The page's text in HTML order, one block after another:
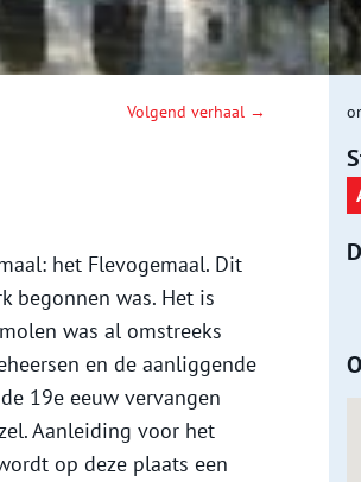
Volgend verhaal →
het Flevogemaal. Dit
begonnen was. Het is
was al omstreeks
en de aanliggende
19e eeuw vervangen
Aanleiding voor het
op deze plaats een